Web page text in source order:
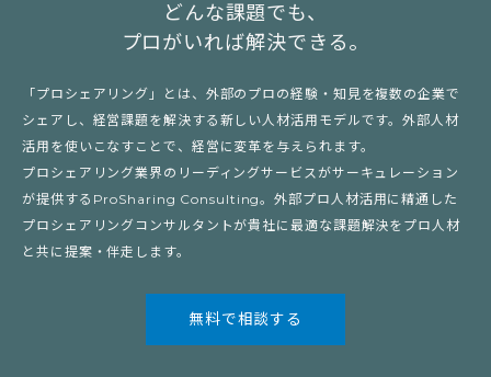
どんな課題でも、
プロがいれば解決できる。
「プロシェアリング」とは、外部のプロの経験・知見を複数の企業で
シェアし、経営課題を解決する新しい人材活用モデルです。外部人材
活用を使いこなすことで、経営に変革を与えられます。
プロシェアリング業界のリーディングサービスがサーキュレーション
が提供するProSharing Consulting。外部プロ人材活用に精通した
プロシェアリングコンサルタントが貴社に最適な課題解決をプロ人材
と共に提案・伴走します。
無料で相談する